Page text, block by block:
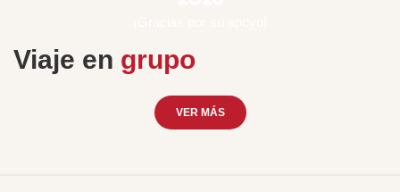
Viaje en grupo
VER MÁS